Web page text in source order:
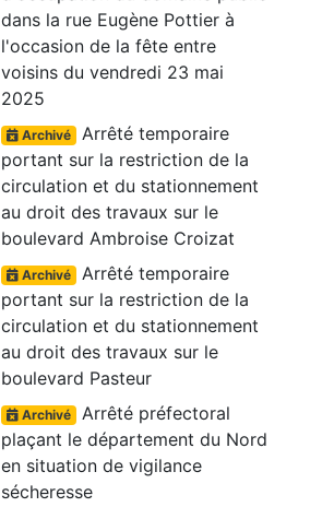
dans la rue Eugène Pottier à
l'occasion de la fête entre
voisins du vendredi 23 mai
2025
Archivé Arrêté temporaire
portant sur la restriction de la
circulation et du stationnement
au droit des travaux sur le
boulevard Ambroise Croizat
Archivé Arrêté temporaire
portant sur la restriction de la
circulation et du stationnement
au droit des travaux sur le
boulevard Pasteur
Archivé Arrêté préfectoral
plaçant le département du Nord
en situation de vigilance
sécheresse